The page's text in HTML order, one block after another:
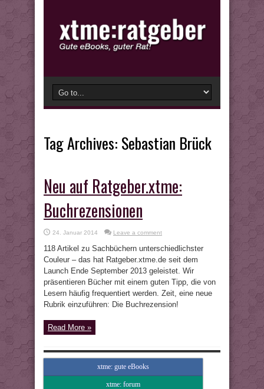
Tag Archives: Sebastian Brück
Neu auf Ratgeber.xtme:
Buchrezensionen
24. Januar 2014 Leave a comment
118 Artikel zu Sachbüchern unterschiedlichster
Couleur – das hat Ratgeber.xtme.de seit dem
Launch Ende September 2013 geleistet. Wir
präsentieren Bücher mit einem guten Tipp, die von
Lesern häufig frequentiert werden. Zeit, eine neue
Rubrik einzuführen: Die Buchrezension!
Read More »
xtme: gute eBooks
xtme: forum